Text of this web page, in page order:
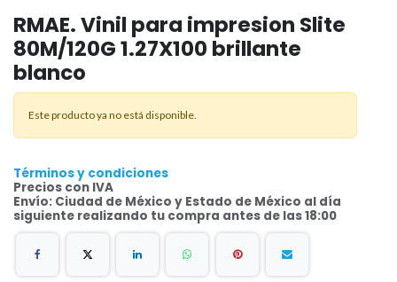
RMAE. Vinil para impresion Slite
80M/120G 1.27X100 brillante
blanco
Este producto ya no está disponible.
Términos y condiciones
Precios con IVA
Envío: Ciudad de México y Estado de México al día
siguiente realizando tu compra antes de las 18:00